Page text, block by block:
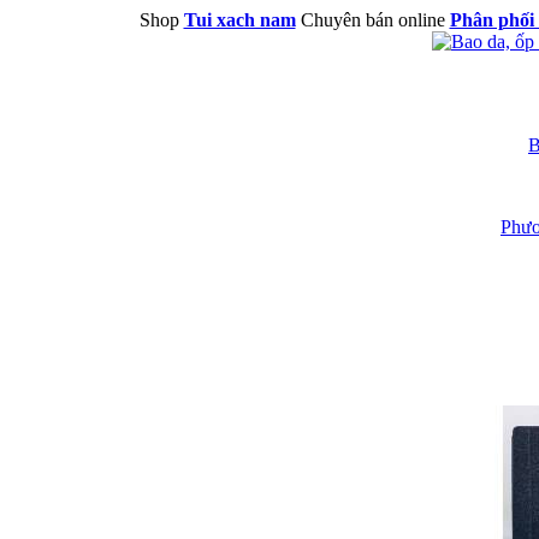
Shop Tui xach namChuyên bán online Phân phối